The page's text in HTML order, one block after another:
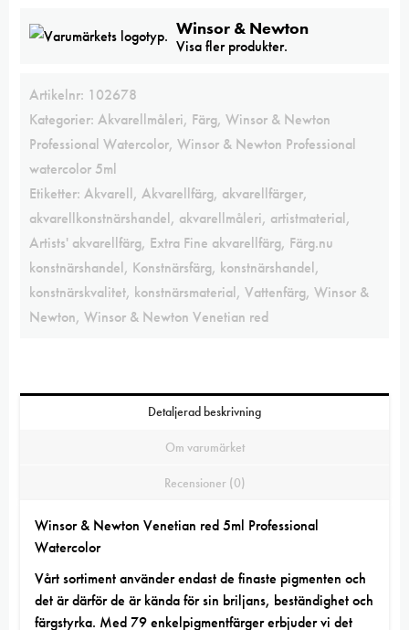
Winsor & Newton
Visa fler produkter.
Artikelnr: 102678
Kategorier: Akvarellmåleri, Färg, Winsor & Newton
Professional Watercolor, Winsor & Newton Professional
watercolor 5ml
Etiketter: Akvarell, Akvarellfärg, akvarellfärger,
akvarellkonstnärshandel, akvarellmåleri, artistmaterial,
Artists' akvarellfärg, Extra Fine akvarellfärg, Färg.nu
konstnärshandel, Konstnärsfärg, konstnärshandel,
konstnärskvalitet, konstnärsmaterial, Vattenfärg, Winsor &
Newton, Winsor & Newton Venetian red
Detaljerad beskrivning
Om varumärket
Recensioner (0)
Winsor & Newton Venetian red 5ml Professional
Watercolor
Vårt sortimentanvänder endast de finaste pigmenten och
det är därför de är kända för sin briljans, beständighet och
färgstyrka. Med 79 enkelpigmentfärger erbjuder vi det